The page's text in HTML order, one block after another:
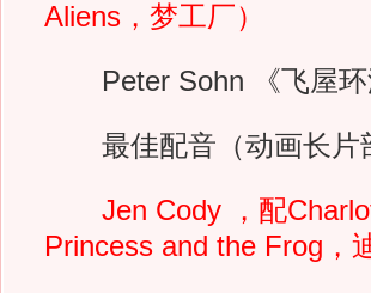
Aliens，梦工厂）
Peter Sohn 《飞屋环
最佳配音（动画长片
Jen Cody ，配
Princess and the Frog，